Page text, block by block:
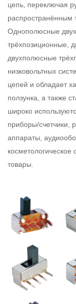
цепь, переключая
распространённым
Однополюсные
трёхпозиционные,
двухполюсные
низковольтных
цепей и обладает
ползунка, а также
широко
приборы/счетчики,
аппараты,
товары.